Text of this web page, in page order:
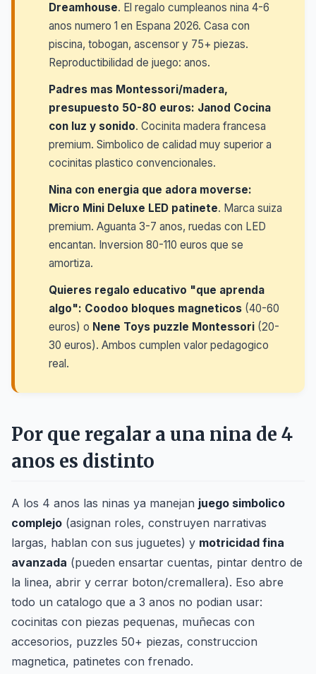
Dreamhouse. El regalo cumpleanos nina 4-6
anos numero 1 en Espana 2026. Casa con
piscina, tobogan, ascensor y 75+ piezas.
Reproductibilidad de juego: anos.
Padres mas Montessori/madera,
presupuesto 50-80 euros: Janod Cocina
con luz y sonido. Cocinita madera francesa
premium. Simbolico de calidad muy superior a
cocinitas plastico convencionales.
Nina con energia que adora moverse:
Micro Mini Deluxe LED patinete. Marca suiza
premium. Aguanta 3-7 anos, ruedas con LED
encantan. Inversion 80-110 euros que se
amortiza.
Quieres regalo educativo "que aprenda
algo": Coodoo bloques magneticos (40-60
euros) o Nene Toys puzzle Montessori (20-
30 euros). Ambos cumplen valor pedagogico
real.
Por que regalar a una nina de 4
anos es distinto
A los 4 anos las ninas ya manejan juego simbolico
complejo (asignan roles, construyen narrativas
largas, hablan con sus juguetes) y motricidad fina
avanzada (pueden ensartar cuentas, pintar dentro de
la linea, abrir y cerrar boton/cremallera). Eso abre
todo un catalogo que a 3 anos no podian usar:
cocinitas con piezas pequenas, muñecas con
accesorios, puzzles 50+ piezas, construccion
magnetica, patinetes con frenado.